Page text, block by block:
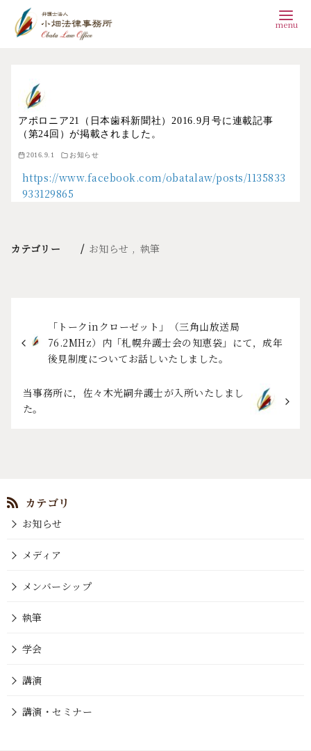
アポロニア21（日本歯科新聞社）2016.9月号に連載記事
（第24回）が掲載されました。
2016.9.1 お知らせ
https://www.facebook.com/obatalaw/posts/1135833
933129865
カテゴリー お知らせ 執筆
「トークinクローゼット」（三角山放送局
76.2MHz）内「札幌弁護士会の知恵袋」にて，成年
後見制度についてお話しいたしました。
当事務所に，佐々木光嗣弁護士が入所いたしまし
た。
お知らせ
メディア
メンバーシップ
執筆
学会
講演
講演・セミナー